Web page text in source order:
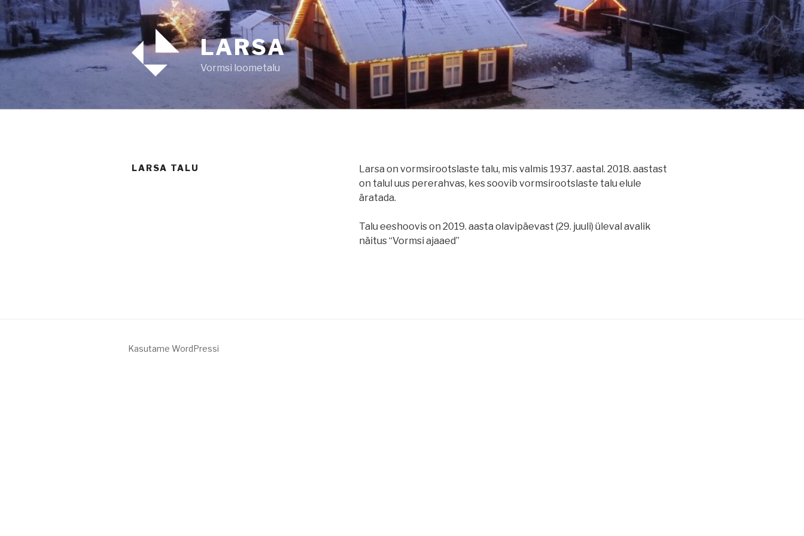
Liigu
sisu
juurde
LARSA
Vormsi loometalu
LARSA TALU
Larsa on vormsirootslaste talu, mis valmis 1937. aastal. 2018. aastast
on talul uus pererahvas, kes soovib vormsirootslaste talu elule
äratada.
Talu eeshoovis on 2019. aasta olavipäevast (29. juuli) üleval avalik
näitus “Vormsi ajaaed”
Kasutame WordPressi